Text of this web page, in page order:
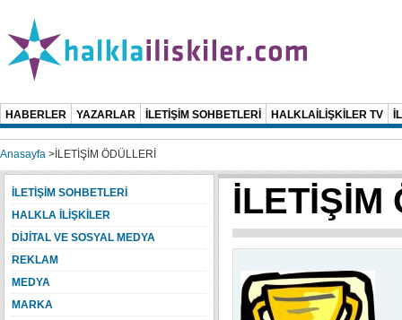
HABERLER YAZARLAR İLETİŞİM SOHBETLERİ HALKLAİLİŞKİLER TV
Anasayfa > İLETİŞİM ÖDÜLLERİ
İLETİŞİM
İLETİŞİM SOHBETLERİ
HALKLA İLİŞKİLER
DİJİTAL VE SOSYAL MEDYA
REKLAM
MEDYA
MARKA